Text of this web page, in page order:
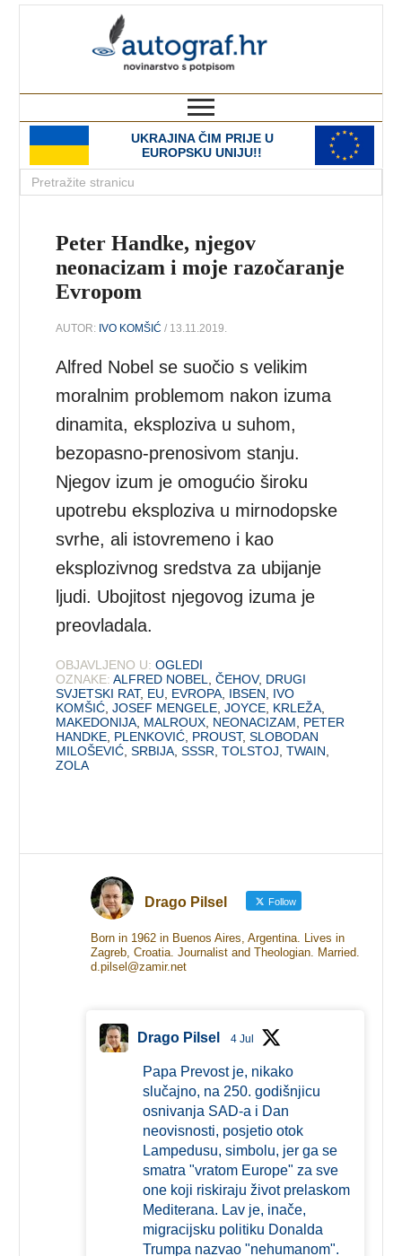
UKRAJINA ČIM PRIJE U
EUROPSKU UNIJU!!
Peter Handke, njegov
neonacizam i moje razočaranje
Evropom
AUTOR: IVO KOMŠIĆ / 13.11.2019.
Alfred Nobel se suočio s velikim
moralnim problemom nakon izuma
dinamita, eksploziva u suhom,
bezopasno-prenosivom stanju.
Njegov izum je omogućio široku
upotrebu eksploziva u mirnodopske
svrhe, ali istovremeno i kao
eksplozivnog sredstva za ubijanje
ljudi. Ubojitost njegovog izuma je
preovladala.
OBJAVLJENO U: OGLEDI
OZNAKE: ALFRED NOBEL ,ČEHOV, DRUGI
SVJETSKI RAT, EU EVROPA IBSEN
IVO
KOMŠIĆ ,JOSEF MENGELE ,JOYCE KRLEŽA
MAKEDONIJA MALROUX NEONACIZAM
PETER
HANDKE PLENKOVIĆ PROUST,SLOBODAN
MILOŠEVIĆ ,SRBIJA ,SSSR ,TOLSTOJ ,TWAIN
ZOLA
Drago Pilsel Follow
Born in 1962 in Buenos Aires, Argentina. Lives in
Zagreb, Croatia. Journalist and Theologian. Married.
d.pilsel@zamir.net
Drago Pilsel 4 Jul
Papa Prevost je, nikako
slučajno, na 250. godišnjicu
osnivanja SAD-a i Dan
neovisnosti, posjetio otok
Lampedusu, simbolu, jer ga se
smatra "vratom Europe" za sve
one koji riskiraju život prelaskom
Mediterana. Lav je, inače,
migracijsku politiku Donalda
Trumpa nazvao "nehumanom".